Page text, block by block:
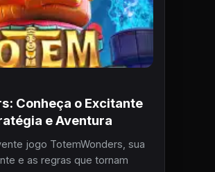
Conheça o Excitante
e Aventura
jogo TotemWonders, sua
e as regras que tornam